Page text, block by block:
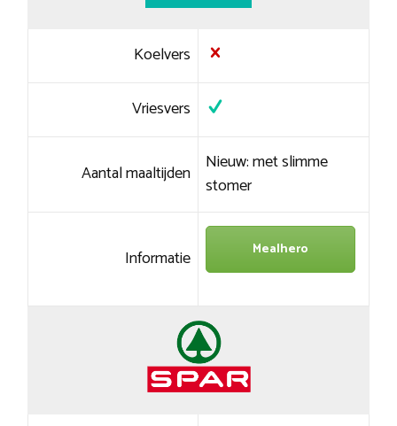
Koelvers
Vriesvers
Aantal maaltijden Nieuw: met slimme
stomer
Informatie Mealhero